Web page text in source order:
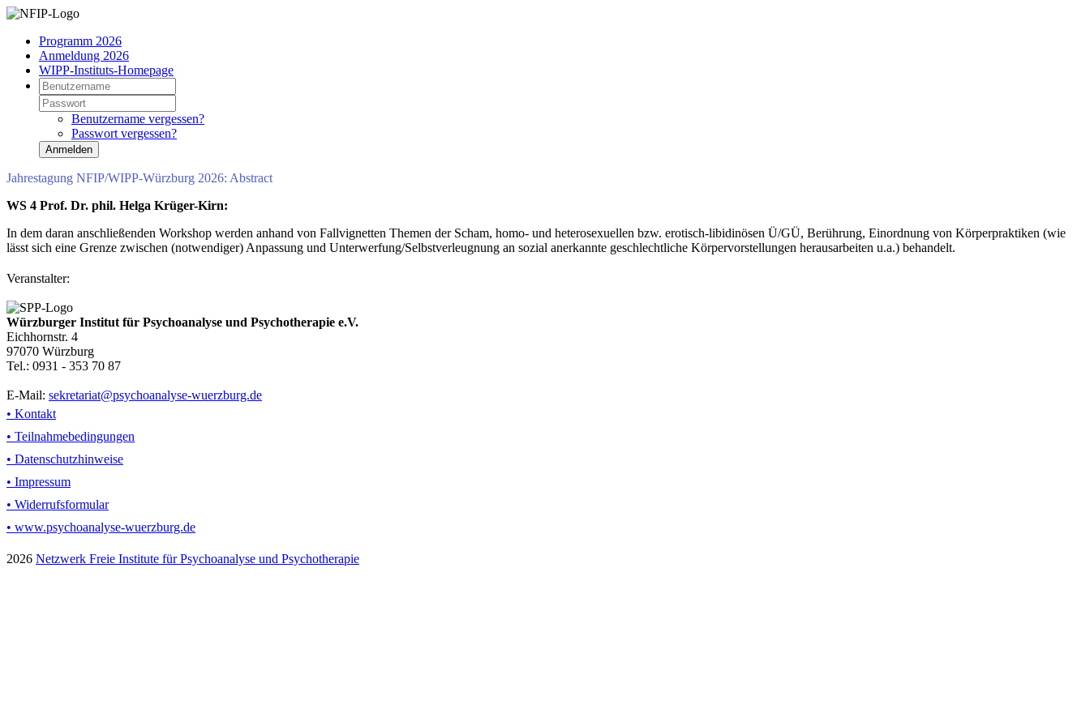
Programm 2026
Anmeldung 2026
WIPP-Instituts-Homepage
Benutzername vergessen?
Passwort vergessen?
Anmelden
Jahrestagung NFIP/WIPP-Würzburg 2026: Abstract
WS 4 Prof. Dr. phil. Helga Krüger-Kirn:
In dem daran anschließenden Workshop werden anhand von Fallvignetten Themen der Scham, homo- und heterosexuellen bzw. erotisch-libidinösen Ü/GÜ, Berührung, Einordnung von Körperpraktiken (wie
lässt sich eine Grenze zwischen (notwendiger) Anpassung und Unterwerfung/Selbstverleugnung an sozial anerkannte geschlechtliche Körpervorstellungen herausarbeiten u.a.) behandelt.
Veranstalter:
Würzburger Institut für Psychoanalyse und Psychotherapie e.V.
Eichhornstr. 4
97070 Würzburg
Tel.: 0931 - 353 70 87
E-Mail: sekretariat@psychoanalyse-wuerzburg.de
• Kontakt
• Teilnahmebedingungen
• Datenschutzhinweise
• Impressum
• Widerrufsformular
• www.psychoanalyse-wuerzburg.de
2026 Netzwerk Freie Institute für Psychoanalyse und Psychotherapie